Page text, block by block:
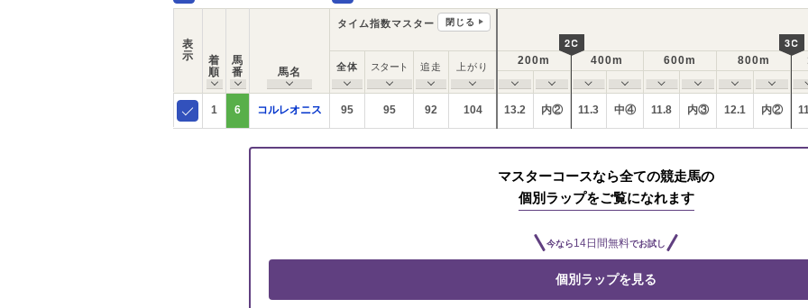
表
示
着
順
馬
番
馬名
タイム指数マスター 閉じる
全体 スタート 追走 上がり 200m
2C
400m 600m 800m
3C
1 6 コルレオニス 95 95 92 104 13.2 内② 11.3 中④ 11.8 内③ 12.1 内②
マスターコースなら全ての競走馬の
個別ラップをご覧になれます
今なら14日間無料でお試し
個別ラップを見る